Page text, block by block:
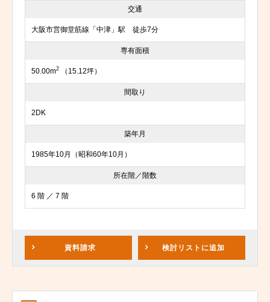
交通
大阪市営御堂筋線「中津」駅 徒歩7分
専有面積
50.00m2 （15.12坪）
間取り
2DK
築年月
1985年10月（昭和60年10月）
所在階／階数
6 階 ／ 7 階
資料請求 検討リスト に追加